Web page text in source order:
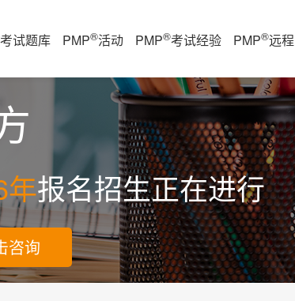
考试题库 PMP®活动 PMP®考试经验 PMP®远程
年报名招生正在进行
咨询